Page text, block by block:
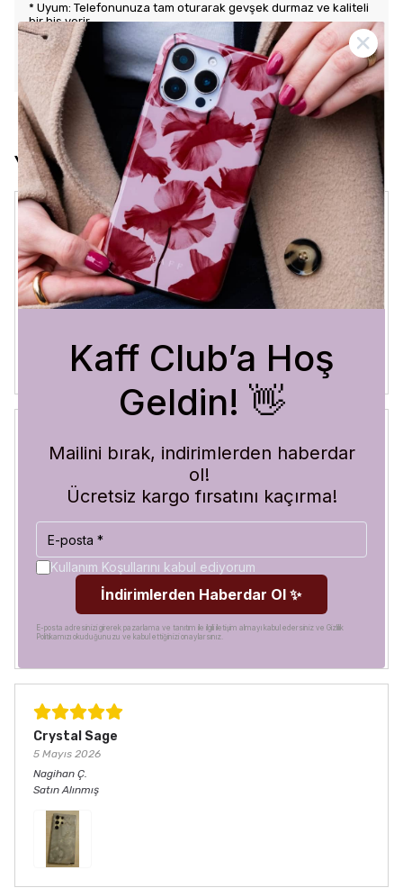
* Uyum: Telefonunuza tam oturarak gevşek durmaz ve kaliteli
bir his verir.
KARGO VE İADE POLİTİKASI
Yorumlar
Crystal Sage
3 Ağustos 2026
Bükra A.
Satın Alınmış
Blue Abyss
Görür görmez çok beğendim. Hem desen olarak çok şık
hem de koruma olarak çok güvenilir. Ayrıca hızlı kargolama
için teşekkürler
Crystal Sage
5 Mayıs 2026
Nagihan Ç.
Satın Alınmış
Kaff Club’a Hoş
Geldin! 👋
Mailini bırak, indirimlerden haberdar
ol!
Ücretsiz kargo fırsatını kaçırma!
Kullanım Koşullarını kabul ediyorum
İndirimlerden Haberdar Ol ✨
E-posta adresinizi girerek pazarlama ve tanıtım ile ilgili iletişim almayı kabul edersiniz ve Gizlilik
Politikamızı okuduğunuzu ve kabul ettiğinizi onaylarsınız.